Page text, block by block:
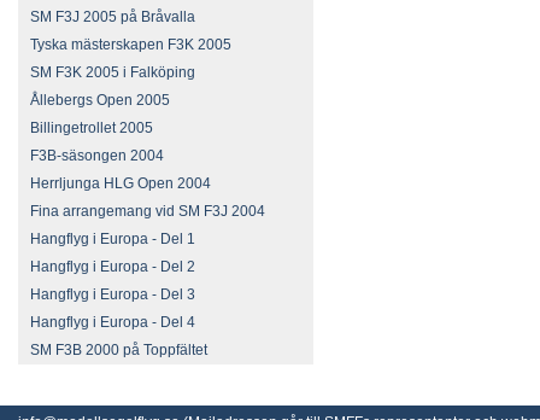
SM F3J 2005 på Bråvalla
Tyska mästerskapen F3K 2005
SM F3K 2005 i Falköping
Ållebergs Open 2005
Billingetrollet 2005
F3B-säsongen 2004
Herrljunga HLG Open 2004
Fina arrangemang vid SM F3J 2004
Hangflyg i Europa - Del 1
Hangflyg i Europa - Del 2
Hangflyg i Europa - Del 3
Hangflyg i Europa - Del 4
SM F3B 2000 på Toppfältet